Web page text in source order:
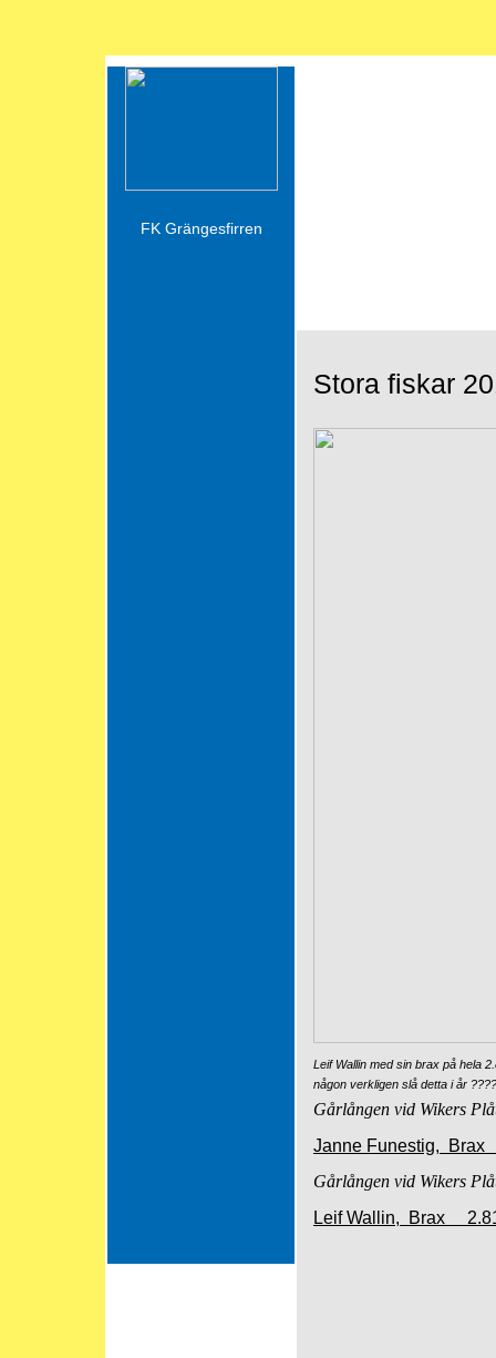
FK Grängesfirren
Stora fiskar
Leif Wallin med sin brax på hela
någon verkligen slå detta i år ????
Gårlången vid Wikers
Janne Funestig,
Gårlången vid Wikers
Leif Wallin, Brax